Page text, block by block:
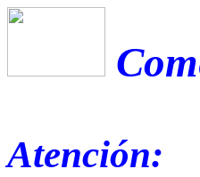
Atención: